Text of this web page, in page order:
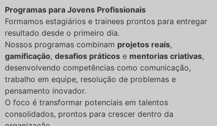
Programas para Jovens Profissionais
Formamos estagiários e trainees prontos para entregar
resultado desde o primeiro dia.
Nossos programas combinam projetos reais,
gamificação, desafios práticos e mentorias criativas,
desenvolvendo competências como comunicação,
trabalho em equipe, resolução de problemas e
pensamento inovador.
O foco é transformar potenciais em talentos
consolidados, prontos para crescer dentro da